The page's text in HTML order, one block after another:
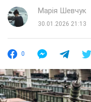
Марія Шевчук
30.01.2026 21:13
0